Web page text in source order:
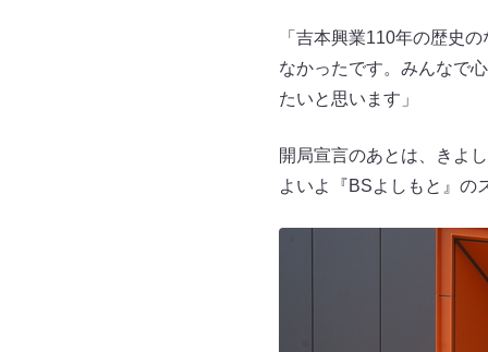
「吉本興業110年の歴史
なかったです。みんなで
たいと思います」
開局宣言のあとは、きよ
よいよ『BSよしもと』の